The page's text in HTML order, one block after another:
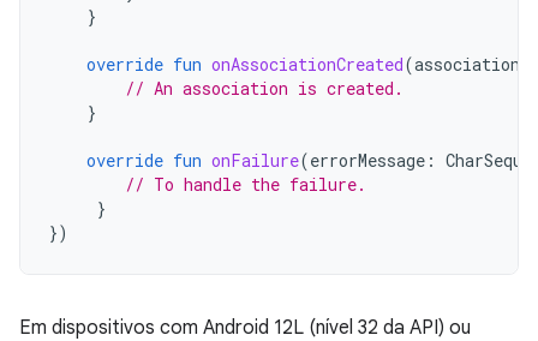
}
override fun onAssociationCreated(
// An association is created.
}
override fun onFailure(errorMessage :
// To handle the failure.
}
})
Em dispositivos com Android 12L (nível 32 da API) ou